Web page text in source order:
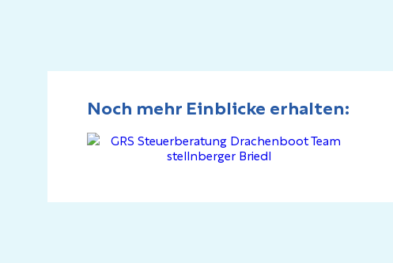
Noch mehr Einblicke erhalten: